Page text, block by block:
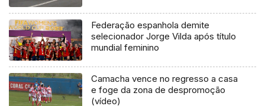
Federação espanhola demite
selecionador Jorge Vilda após título
mundial feminino
Camacha vence no regresso a casa
e foge da zona de despromoção
(vídeo)